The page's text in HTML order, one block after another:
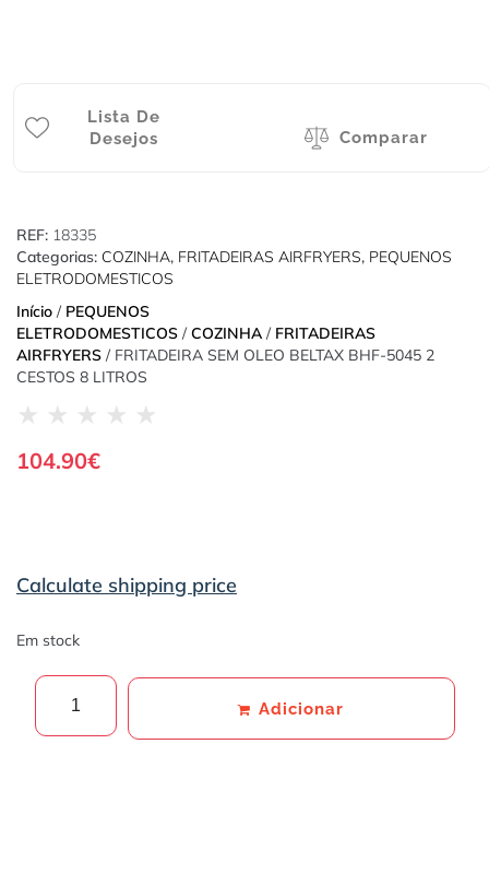
Lista De
Desejos
Comparar
REF: 18335
Categorias: COZINHA, FRITADEIRAS AIRFRYERS, PEQUENOS
ELETRODOMESTICOS
Início / PEQUENOS
ELETRODOMESTICOS / COZINHA / FRITADEIRAS
AIRFRYERS / FRITADEIRA SEM OLEO BELTAX BHF-5045 2
CESTOS 8 LITROS
★ ★ ★ ★ ★
104.90€
Calculate shipping price
Em stock
Adicionar